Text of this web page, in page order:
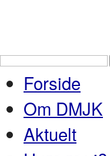
Forside
Om DMJK
Aktuelt